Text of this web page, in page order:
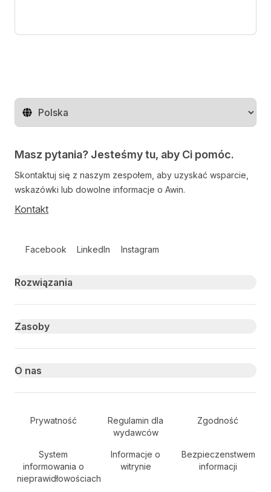
Zmień region
Masz pytania? Jesteśmy tu, aby Ci pomóc.
Skontaktuj się z naszym zespołem, aby uzyskać wsparcie,
wskazówki lub dowolne informacje o Awin.
Kontakt
Facebook LinkedIn Instagram
Primary footer navigation
Rozwiązania
Zasoby
O nas
Secondary Footer Navigation
Prywatność
Regulamin dla
wydawców
Zgodność
System
informowania o
nieprawidłowościach
Informacje o
witrynie
Bezpieczenstwem
informacji